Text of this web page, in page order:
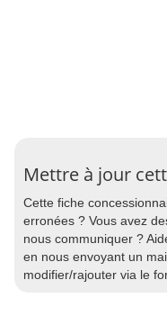
Mettre à jour
Cette fiche
erronées ? Vous avez
nous communiquer ?
en nous envoyant un
modifier/rajouter via le